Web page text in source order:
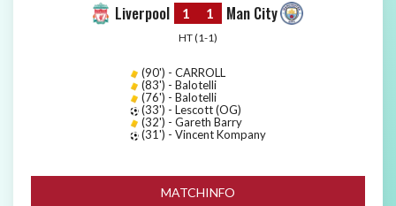
Liverpool 1 1 Man City
HT (1-1)
(90') - CARROLL
(83') - Balotelli
(76') - Balotelli
(33') - Lescott (OG)
(32') - Gareth Barry
(31') - Vincent Kompany
MATCHINFO